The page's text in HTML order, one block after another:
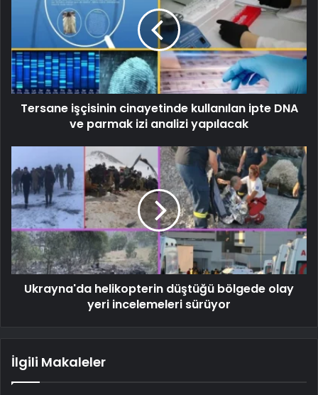
Tersane işçisinin cinayetinde kullanılan ipte DNA
ve parmak izi analizi yapılacak
Ukrayna'da helikopterin düştüğü bölgede olay
yeri incelemeleri sürüyor
İlgili Makaleler